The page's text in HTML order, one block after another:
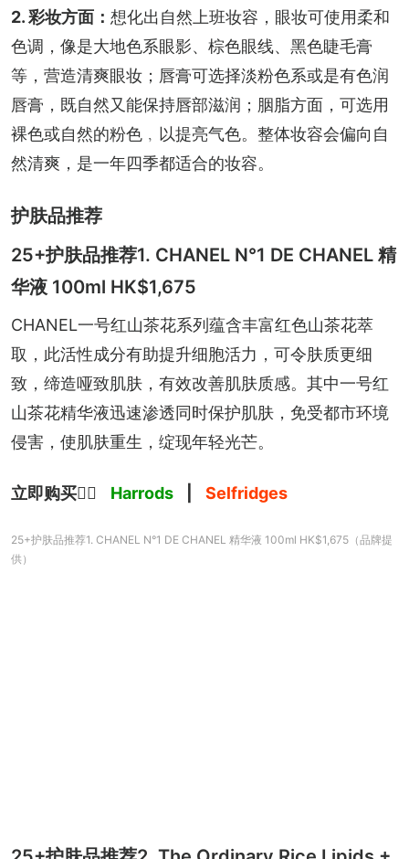
2. 彩妆方面： 想化出自然上班妆容，眼妆可使用柔和
色调，像是大地色系眼影、棕色眼线、黑色睫毛膏
等，营造清爽眼妆；唇膏可选择淡粉色系或是有色润
唇膏，既自然又能保持唇部滋润；胭脂方面，可选用
裸色或自然的粉色﹐以提亮气色。整体妆容会偏向自
然清爽，是一年四季都适合的妆容。
护肤品推荐
25+护肤品推荐1. CHANEL N°1 DE CHANEL 精
华液 100ml HK$1,675
CHANEL一号红山茶花系列蕴含丰富红色山茶花萃
取，此活性成分有助提升细胞活力，可令肤质更细
致，缔造哑致肌肤，有效改善肌肤质感。其中一号红
山茶花精华液迅速渗透同时保护肌肤，免受都市环境
侵害，使肌肤重生，绽现年轻光芒。
立即购买👉🏻 Harrods Selfridges
25+护肤品推荐1. CHANEL N°1 DE CHANEL 精华液 100ml HK$1,675（品牌提
供）